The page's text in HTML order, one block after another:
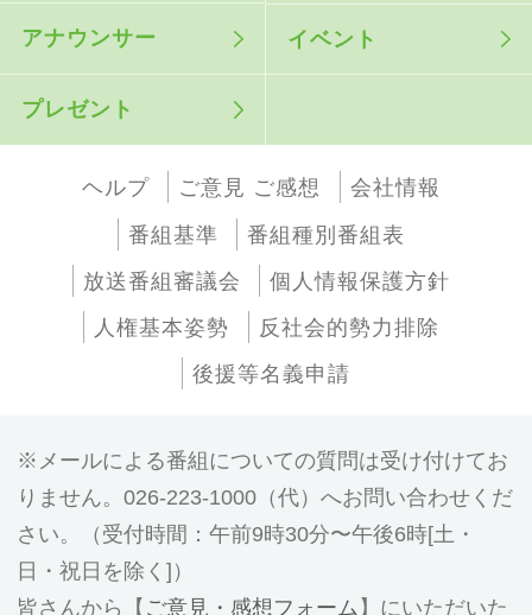
アナウンサー イベント
プレゼント
ヘルプ ご意見 ご感想
会社情報
番組基準
番組種別番組表
放送番組審議会
個人情報保護方針
人権基本姿勢
反社会的勢力排除
後援等名義申請
メールによる番組についての質問は受け付けてお
りません。026-223-1000（代）へお問い合わせくだ
さい。（受付時間：午前9時30分〜午後6時[土・
日・祝日を除く]）
皆さんから【 ご意見・感想フォーム 】にいただいた